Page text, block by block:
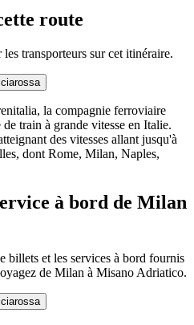
route
transporteurs sur cet itinéraire.
la compagnie ferroviaire
train à grande vitesse en Italie.
des vitesses allant jusqu'à
dont Rome, Milan, Naples,
à bord de Milan
billets et les services à bord fournis
de Milan à Misano Adriatico.